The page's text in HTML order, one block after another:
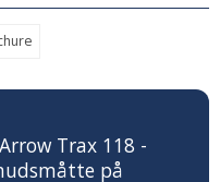
Trax 118 -
på